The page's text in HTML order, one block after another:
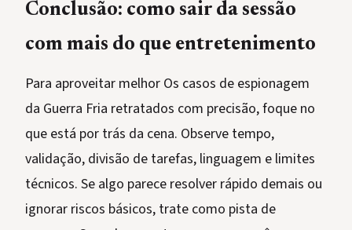
Conclusão: como sair da sessão
com mais do que entretenimento
Para aproveitar melhor Os casos de espionagem
da Guerra Fria retratados com precisão, foque no
que está por trás da cena. Observe tempo,
validação, divisão de tarefas, linguagem e limites
técnicos. Se algo parece resolver rápido demais ou
ignorar riscos básicos, trate como pista de